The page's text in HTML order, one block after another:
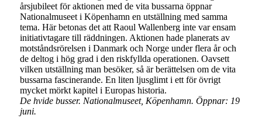
årsjubileet för aktionen med de vita bussarna öppnar
Nationalmuseet i Köpenhamn en utställning med samma
tema. Här betonas det att Raoul Wallenberg inte var ensam
initiativtagare till räddningen. Aktionen hade planerats av
motståndsrörelsen i Danmark och Norge under flera år och
de deltog i hög grad i den riskfyllda operationen. Oavsett
vilken utställning man besöker, så är berättelsen om de vita
bussarna fascinerande. En liten ljusglimt i ett för övrigt
mycket mörkt kapitel i Europas historia.
De hvide busser. Nationalmuseet, Köpenhamn. Öppnar: 19
juni.